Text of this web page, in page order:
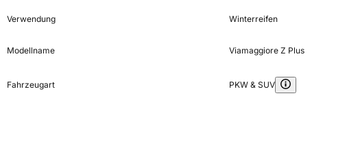
Verwendung Winterreifen
Modellname Viamaggiore Z Plus
Fahrzeugart PKW & SUV